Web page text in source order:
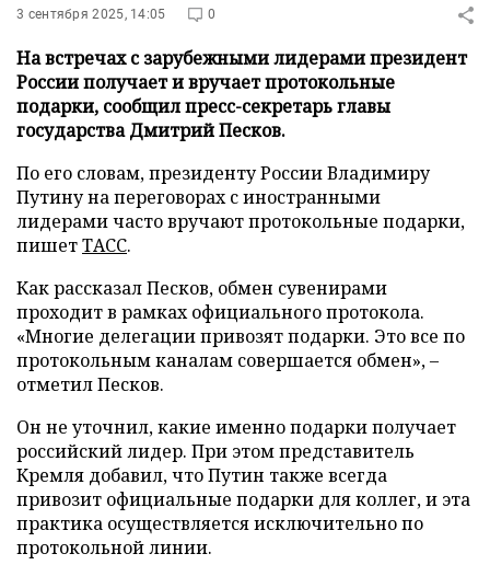
3 сентября 2025, 14:05 0
На встречах с зарубежными лидерами президент
России получает и вручает протокольные
подарки, сообщил пресс-секретарь главы
государства Дмитрий Песков.
По его словам, президенту России Владимиру
Путину на переговорах с иностранными
лидерами часто вручают протокольные подарки,
пишетТАСС.
Как рассказал Песков, обмен сувенирами
проходит в рамках официального протокола.
«Многие делегации привозят подарки. Это все по
протокольным каналам совершается обмен», –
отметил Песков.
Он не уточнил, какие именно подарки получает
российский лидер. При этом представитель
Кремля добавил, что Путин также всегда
привозит официальные подарки для коллег, и эта
практика осуществляется исключительно по
протокольной линии.